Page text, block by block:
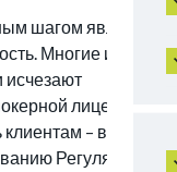
шагом является
Многие игроки
исчезают
лицензии
– ваш
Регулятора